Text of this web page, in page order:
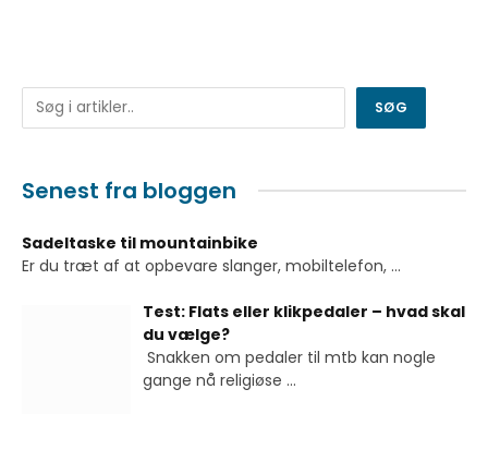
Søg SØG
Senest fra bloggen
Sadeltaske til mountainbike
Er du træt af at opbevare slanger, mobiltelefon, ...
Test: Flats eller klikpedaler – hvad skal
du vælge?
Snakken om pedaler til mtb kan nogle
gange nå religiøse ...